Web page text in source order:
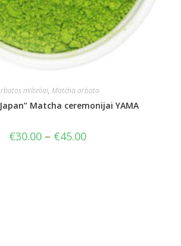
milteliai, Matcha arbata
Matcha ceremonijai YAMA
€30.00 – €45.00